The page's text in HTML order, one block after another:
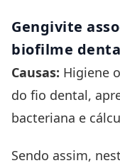
Gengivite
biofilme
Causas: Higiene
do fio dental,
bacteriana e
Sendo assim,